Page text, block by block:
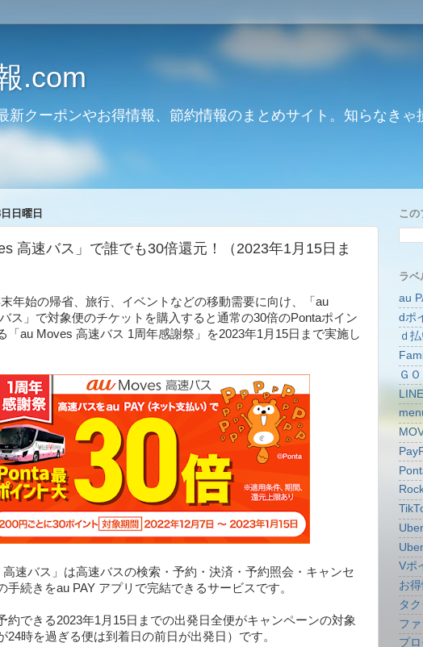
.com
新クーポンやお得情報、節約情報のまとめサイト。知らなきゃ
日曜日
高速バス」で誰でも30倍還元！（2023年1月15日ま
年始の帰省、旅行、イベントなどの移動需要に向け、「au
ス」で対象便のチケットを購入すると通常の30倍のPontaポイン
「au Moves 高速バス 1周年感謝祭」を2023年1月15日まで実施し
高速バス」は高速バスの検索・予約・決済・予約照会・キャンセ
手続きをau PAY アプリで完結できるサービスです。
約できる2023年1月15日までの出発日全便がキャンペーンの対象
24時を過ぎる便は到着日の前日が出発日）です。
この
ラベ
au
dポ
ｄ
ＧＯ
Uber
Vポ
お
タ
フ
プ